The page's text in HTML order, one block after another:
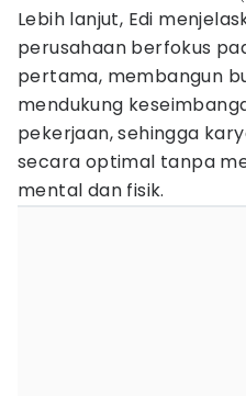
Lebih lanjut, Edi
perusahaan berfokus
pertama, membangun
mendukung
pekerjaan, sehingga
secara optimal tanpa
mental dan fisik.